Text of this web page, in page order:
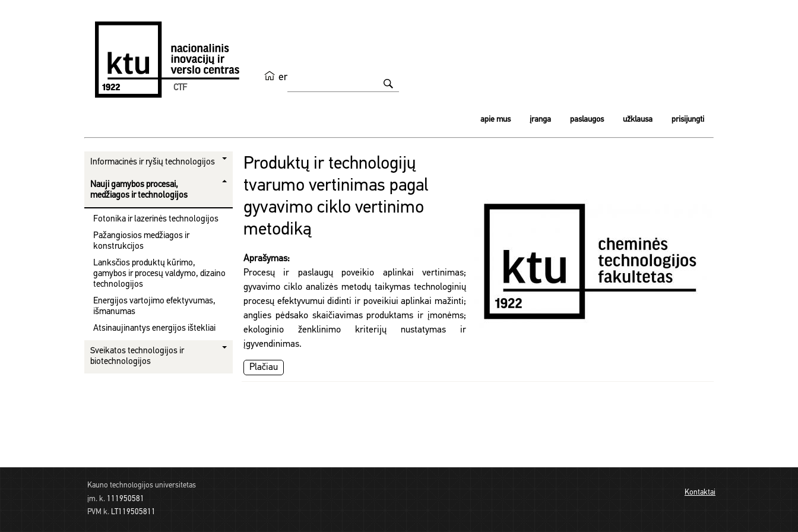
en
CTF
apie mus įranga paslaugos užklausa prisijungti
Informacinės ir ryšių technologijos
Nauji gamybos procesai,
medžiagos ir technologijos
Fotonika ir lazerinės technologijos
Pažangiosios medžiagos ir
konstrukcijos
Lanksčios produktų kūrimo,
gamybos ir procesų valdymo, dizaino
technologijos
Energijos vartojimo efektyvumas,
išmanumas
Atsinaujinantys energijos ištekliai
Sveikatos technologijos ir
biotechnologijos
Produktų ir technologijų
tvarumo vertinimas pagal
gyvavimo ciklo vertinimo
metodiką
Aprašymas:
Procesų ir paslaugų poveikio aplinkai vertinimas;
gyvavimo ciklo analizės metodų taikymas technologinių
procesų efektyvumui didinti ir poveikiui aplinkai mažinti;
anglies pėdsako skaičiavimas produktams ir įmonėms;
ekologinio ženklinimo kriterijų nustatymas ir
įgyvendinimas.
Plačiau
Kauno technologijos universitetas
įm. k. 111950581
PVM k. LT119505811
Kontaktai